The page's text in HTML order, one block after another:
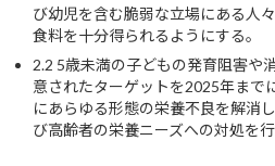
び幼児を含む脆弱な立場にある人
食料を十分得られるようにする。
2.2 5歳未満の子どもの発育阻害や
意されたターゲットを2025年まで
にあらゆる形態の栄養不良を解消
び高齢者の栄養ニーズへの対処を行